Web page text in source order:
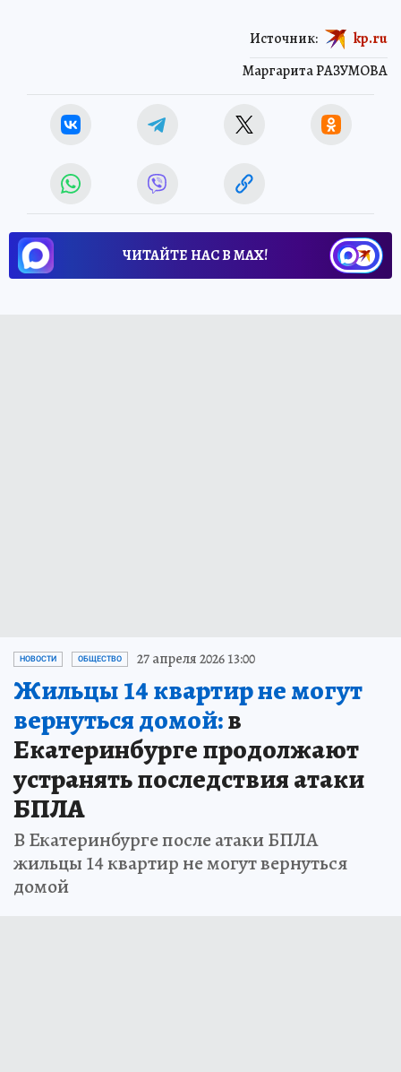
Маргарита РАЗУМОВА
Источник: kp.ru
ЧИТАЙТЕ НАС В МАХ!
НОВОСТИ ОБЩЕСТВО 27 апреля 2026 13:00
Жильцы 14 квартир не могут
вернуться домой:в
Екатеринбурге продолжают
устранять последствия атаки
БПЛА
В Екатеринбурге после атаки БПЛА
жильцы 14 квартир не могут вернуться
домой